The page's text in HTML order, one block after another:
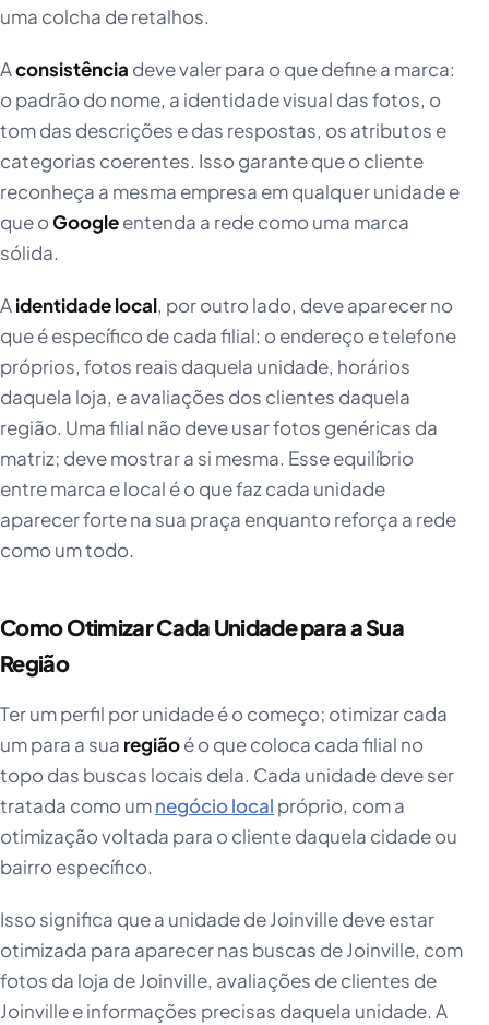
uma colcha de retalhos.
Aconsistência deve valer para o que define a marca:
o padrão do nome, a identidade visual das fotos, o
tom das descrições e das respostas, os atributos e
categorias coerentes. Isso garante que o cliente
reconheça a mesma empresa em qualquer unidade e
que oGoogleentenda a rede como uma marca
sólida.
Aidentidade local, por outro lado, deve aparecer no
que é específico de cada filial: o endereço e telefone
próprios, fotos reais daquela unidade, horários
daquela loja, e avaliações dos clientes daquela
região. Uma filial não deve usar fotos genéricas da
matriz; deve mostrar a si mesma. Esse equilíbrio
entre marca e local é o que faz cada unidade
aparecer forte na sua praça enquanto reforça a rede
como um todo.
Como Otimizar Cada Unidade para a Sua
Região
Ter um perfil por unidade é o começo; otimizar cada
um para a sua regiãoé o que coloca cada filial no
topo das buscas locais dela. Cada unidade deve ser
tratada como umnegócio local próprio, com a
otimização voltada para o cliente daquela cidade ou
bairro específico.
Isso significa que a unidade de Joinville deve estar
otimizada para aparecer nas buscas de Joinville, com
fotos da loja de Joinville, avaliações de clientes de
Joinville e informações precisas daquela unidade. A